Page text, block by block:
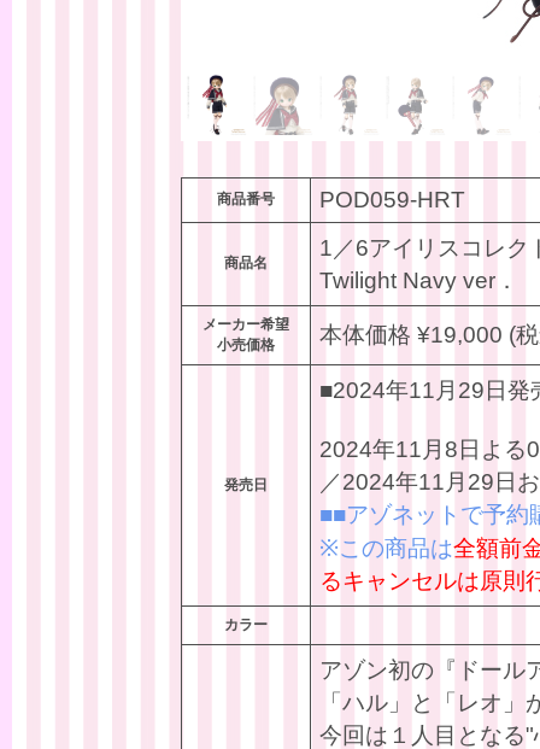
商品番号 POD059-HRT
商品名
1／6アイリスコレク
Twilight Navy ver．
メーカー希望
小売価格
本体価格 ¥19,000 (
発売日
■2024年11月29日発
2024年11月8日よる
／2024年11月29日
■■アゾネットで予約
※この商品は全額前
るキャンセルは原則
カラー
アゾン初の『ドール
「ハル」と「レオ」
今回は１人目となる